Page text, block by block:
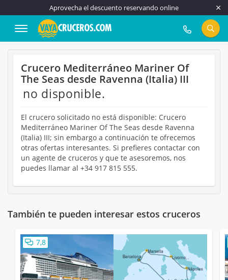
Aprovecha el descuento reservando online
917 815 555
Crucero Mediterráneo Mariner Of
The Seas desde Ravenna (Italia) III
no disponible.
El crucero solicitado no está disponible: Crucero
Mediterráneo Mariner Of The Seas desde Ravenna
(Italia) III; sin embargo a continuación te ofrecemos
otras ofertas interesantes. Si prefieres contactar con
un agente de cruceros y que te asesoremos, nos
puedes llamar al +34 917 815 555.
También te pueden interesar estos cruceros
7,8